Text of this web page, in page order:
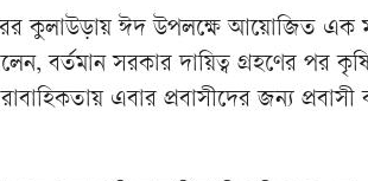
কুলাউড়ায় ঈদ উপলক্ষে আয়োজিত এক
বর্তমান সরকার দায়িত্ব গ্রহণের পর
এবার প্রবাসীদের জন্য